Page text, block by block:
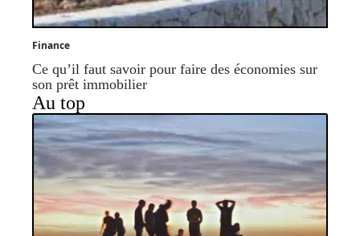
Finance
Ce qu’il faut savoir pour faire des économies sur
son prêt immobilier
Au top